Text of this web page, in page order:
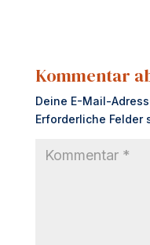
Kommentar
Deine E-Mail-
Erforderliche Felder